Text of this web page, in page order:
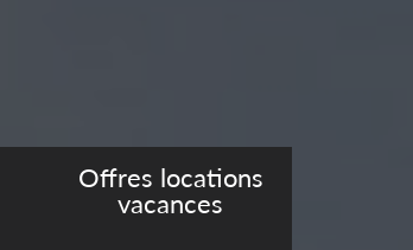
Offres locations
vacances